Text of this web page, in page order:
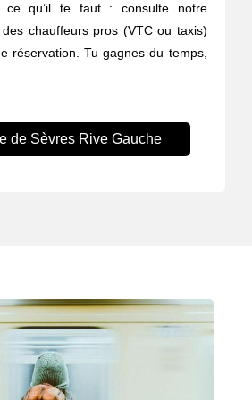
qu’il te faut : consulte notre
chauffeurs pros (VTC ou taxis)
réservation. Tu gagnes du temps,
de Sèvres Rive Gauche